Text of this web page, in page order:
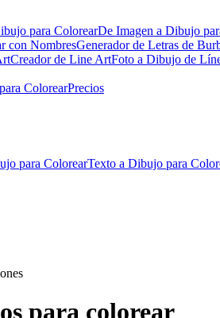
para ColorearDe Imagen a Dibujo
con NombresGenerador de Letras de
Creador de Line ArtFoto a Dibujo de
ColorearPrecios
para ColorearTexto a Dibujo para
para colorear